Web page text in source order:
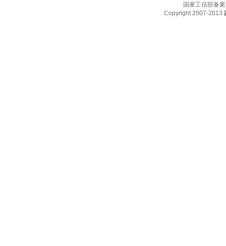
国家工信部备
Copyright 2007-2013